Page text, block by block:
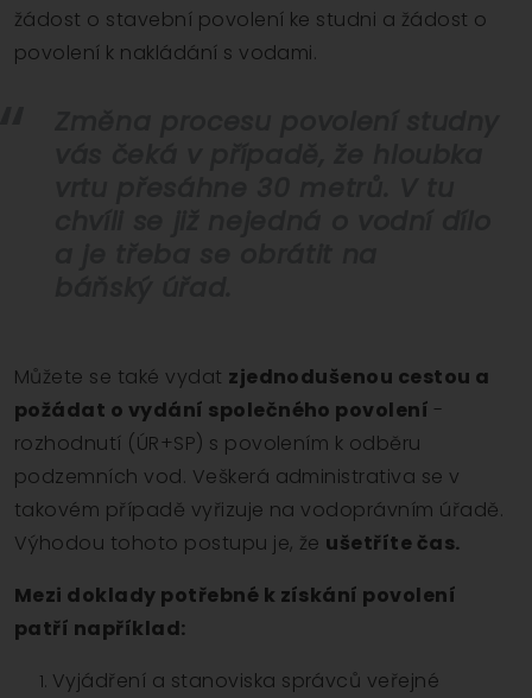
žádost o stavební povolení ke studni a žádost o
povolení k nakládání s vodami.
Můžete se také vydat zjednodušenou cestou a
požádat o vydání společného povolení -
rozhodnutí (ÚR+SP) s povolením k odběru
podzemních vod. Veškerá administrativa se v
takovém případě vyřizuje na vodoprávním úřadě.
Výhodou tohoto postupu je, že ušetříte čas.
Mezi doklady potřebné k získání povolení
patří například:
Vyjádření a stanoviska správců veřejné